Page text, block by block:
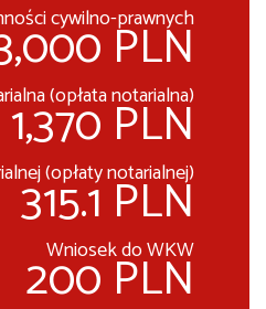
cywilno-prawnych
PLN
(opłata notarialna)
1,370 PLN
(opłaty notarialnej)
315.1 PLN
Wniosek do WKW
200 PLN